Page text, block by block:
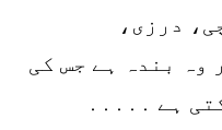
درزی،
وہ بندہ ہے جس کی
ہے ․․․․․